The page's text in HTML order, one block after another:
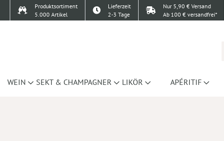
Produktsortiment
5.000 Artikel
Lieferzeit
2-3 Tage
Nur 5,90 € Versand
Ab 100 € versandfrei*
WEIN SEKT & CHAMPAGNER LIKÖR APÉRITIF